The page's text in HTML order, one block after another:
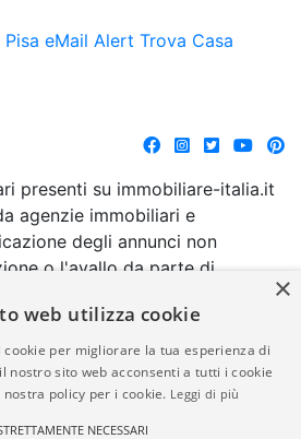
eMail Alert Trova Casa
presenti su immobiliare-italia.it
agenzie immobiliari e
degli annunci non
o l'avallo da parte di
immobiliare-italia.it
della veridicità, della
della normativa in
di alcun altro aspetto dei
×
web utilizza cookie
per migliorare la tua esperienza di
nostro sito web acconsenti a tutti i cookie
policy per i cookie. Leggi di più
NECESSARI